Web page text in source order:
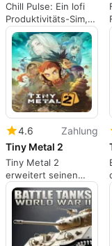
Chill Pulse: Ein lofi
Produktivitäts-Sim,
der fokussierte
Sitzungen belohnt
4.6
Zahlung
Tiny Metal 2
Tiny Metal 2
erweitert seinen
taktischen Umfang
mit Dreidomain-